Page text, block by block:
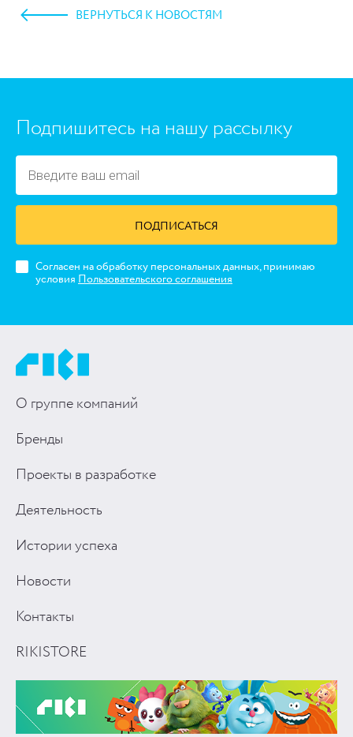
https://www.high-endrolex.com/45
ВЕРНУТЬСЯ К НОВОСТЯМ
Подпишитесь на нашу рассылку
ПОДПИСАТЬСЯ
Согласен на обработку персональных данных, принимаю
условия Пользовательского соглашения
О группе компаний
Бренды
Проекты в разработке
Деятельность
Истории успеха
Новости
Контакты
RIKISTORE